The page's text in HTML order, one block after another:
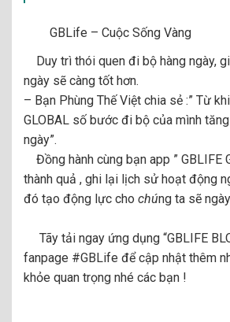
GBLife – Cuộc Sống Vàng
Duy trì thói quen đi bộ hàng ngày,
ngày sẽ càng tốt hơn.
– Bạn Phùng Thế Việt chia sẻ :” Từ
GLOBAL số bước đi bộ của mình
ngày”.
Đồng hành cùng bạn app ” GBLIFE
thành quả , ghi lại lịch sử hoạt động
đó tạo động lực cho chúng ta sẽ
Tãy tải ngay ứng dụng “GBLIFE
fanpage #GBLife để cập nhật thêm
khỏe quan trọng nhé các bạn !